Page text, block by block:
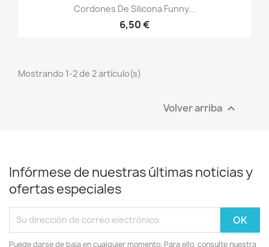
Cordones De Silicona Funny...
6,50 €
Mostrando 1-2 de 2 artículo(s)
Volver arriba 
Infórmese de nuestras últimas noticias y
ofertas especiales
Puede darse de baja en cualquier momento. Para ello, consulte nuestra